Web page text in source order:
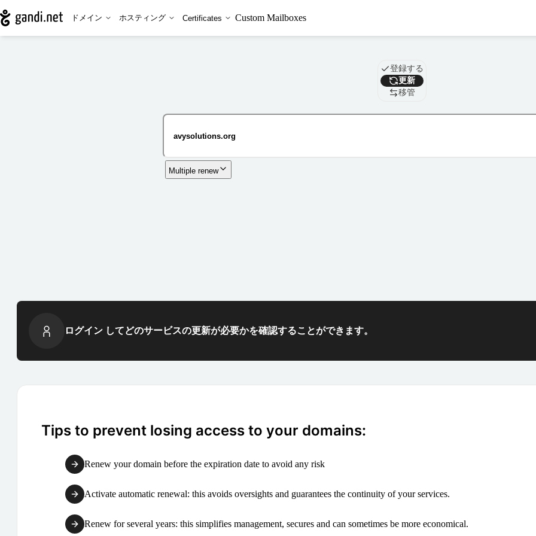
ドメイン ホスティング Certificates Custom Mailboxes
ドメイン
登録する
更新
移管
Multiple renew
ログイン してどのサービスの更新が必要かを確認することができます。
Tips to prevent losing access to your domains:
Renew your domain before the expiration date to avoid any risk
Activate automatic renewal: this avoids oversights and guarantees the continuity of your services.
Renew for several years: this simplifies management, secures and can sometimes be more economical.